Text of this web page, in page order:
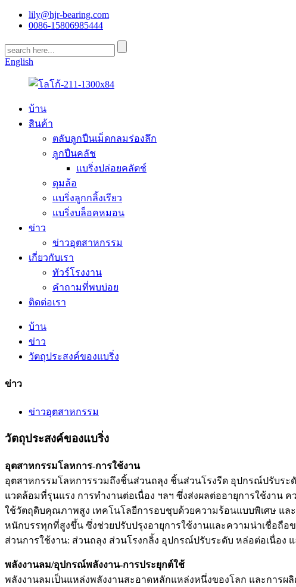
lily@hjr-bearing.com
0086-15806985444
English
บ้าน
สินค้า
ตลับลูกปืนเม็ดกลมร่องลึก
ลูกปืนคลัช
แบริ่งปล่อยคลัตช์
ดุมล้อ
แบริ่งลูกกลิ้งเรียว
แบริ่งบล็อคหมอน
ข่าว
ข่าวอุตสาหกรรม
เกี่ยวกับเรา
ทัวร์โรงงาน
คำถามที่พบบ่อย
ติดต่อเรา
บ้าน
ข่าว
วัตถุประสงค์ของแบริ่ง
ข่าว
ข่าวอุตสาหกรรม
วัตถุประสงค์ของแบริ่ง
อุตสาหกรรมโลหการ-การใช้งาน
อุตสาหกรรมโลหการรวมถึงชิ้นส่วนถลุง ชิ้นส่วนโรงรีด อุปกรณ์ปรับร
แวดล้อมที่รุนแรง การทำงานต่อเนื่อง ฯลฯ ซึ่งส่งผลต่ออายุการใช้งาน
ใช้วัตถุดิบคุณภาพสูง เทคโนโลยีการอบชุบด้วยความร้อนแบบพิเศษ แล
หนักบรรทุกที่สูงขึ้น ซึ่งช่วยปรับปรุงอายุการใช้งานและความน่าเชื่อถื
ส่วนการใช้งาน: ส่วนถลุง ส่วนโรงกลิ้ง อุปกรณ์ปรับระดับ หล่อต่อเนื่อง
พลังงานลม/อุปกรณ์พลังงาน-การประยุกต์ใช้
พลังงานลมเป็นแหล่งพลังงานสะอาดหลักแหล่งหนึ่งของโลก และการ